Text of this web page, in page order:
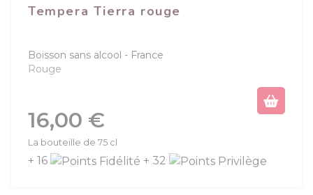
Tempera Tierra rouge
Boisson sans alcool
France
Rouge
Prix
16,00 €
La bouteille de 75 cl
+ 16 + 32